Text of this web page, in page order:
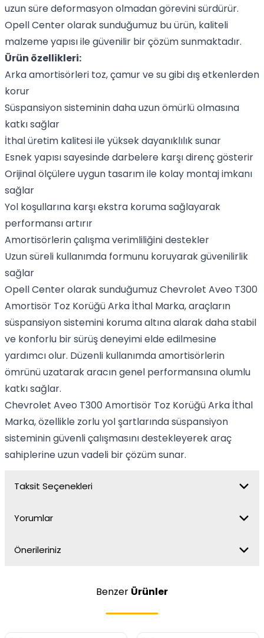
uzun süre deformasyon olmadan görevini sürdürür.
Opell Center olarak sunduğumuz bu ürün, kaliteli
malzeme yapısı ile güvenilir bir çözüm sunmaktadır.
Ürün özellikleri:
Arka amortisörleri toz, çamur ve su gibi dış etkenlerden
korur
Süspansiyon sisteminin daha uzun ömürlü olmasına
katkı sağlar
İthal üretim kalitesi ile yüksek dayanıklılık sunar
Esnek yapısı sayesinde darbelere karşı direnç gösterir
Orijinal ölçülere uygun tasarım ile kolay montaj imkanı
sağlar
Yol koşullarına karşı ekstra koruma sağlayarak
performansı artırır
Amortisörlerin çalışma verimliliğini destekler
Uzun süreli kullanımda formunu koruyarak güvenilirlik
sağlar
Opell Center olarak sunduğumuz Chevrolet Aveo T300
Amortisör Toz Korüğü Arka İthal Marka, araçların
süspansiyon sistemini koruma altına alarak daha stabil
ve konforlu bir sürüş deneyimi elde edilmesine
yardımcı olur. Düzenli kullanımda amortisörlerin
ömrünü uzatarak aracın genel performansına olumlu
katkı sağlar.
Chevrolet Aveo T300 Amortisör Toz Korüğü Arka İthal
Marka, özellikle zorlu yol şartlarında süspansiyon
sisteminin güvenli çalışmasını destekleyerek araç
sahiplerine uzun vadeli bir çözüm sunar.
Taksit Seçenekleri
Yorumlar
Önerileriniz
Benzer Ürünler